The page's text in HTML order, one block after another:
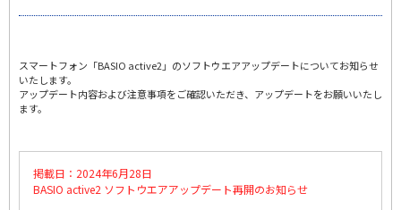
スマートフォン「BASIO active2」のソフトウエアアップデートについてお知らせ
いたします。
アップデート内容および注意事項をご確認いただき、アップデートをお願いいたし
ます。
掲載日：2024年6月28日
BASIO active2 ソフトウエアアップデート再開のお知らせ